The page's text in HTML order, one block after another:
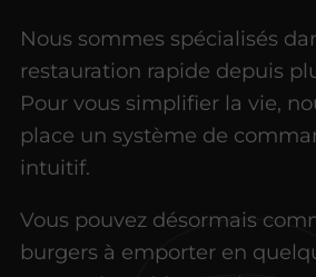
Nous sommes spécialisés
restauration rapide depuis
Pour vous simplifier la vie,
place un système de
intuitif.
Vous pouvez désormais
burgers à emporter en